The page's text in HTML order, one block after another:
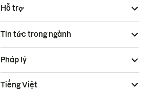
Hỗ trợ
Tin tức trong ngành
Pháp lý
Tiếng Việt